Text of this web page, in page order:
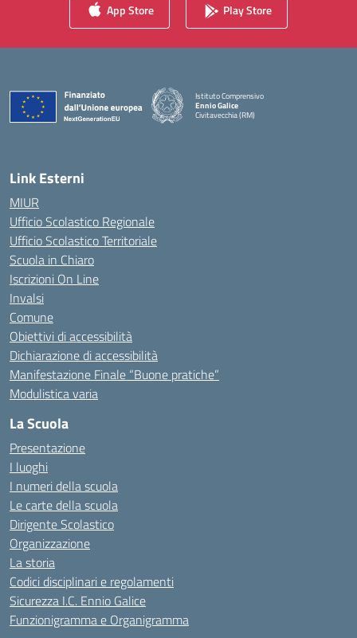
App Store Play Store
Istituto Comprensivo
Ennio Galice
Civitavecchia (RM)
Link Esterni
MIUR
Ufficio Scolastico Regionale
Ufficio Scolastico Territoriale
Scuola in Chiaro
Iscrizioni On Line
Invalsi
Comune
Obiettivi di accessibilità
Dichiarazione di accessibilità
Manifestazione Finale “Buone pratiche”
Modulistica varia
La Scuola
Presentazione
I luoghi
I numeri della scuola
Le carte della scuola
Dirigente Scolastico
Organizzazione
La storia
Codici disciplinari e regolamenti
Sicurezza I.C. Ennio Galice
Funzionigramma e Organigramma